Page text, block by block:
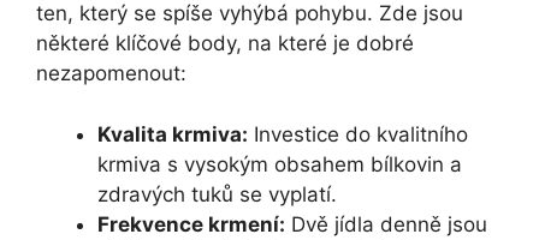
‌ten, který se spíše vyhýbá pohybu. Zde jsou
některé klíčové body, na které je dobré
nezapomenout:
Kvalita krmiva: ⁤Investice do kvalitního
⁤krmiva s vysokým obsahem bílkovin a​
zdravých tuků se vyplatí.
Frekvence krmení: Dvě jídla denně jsou